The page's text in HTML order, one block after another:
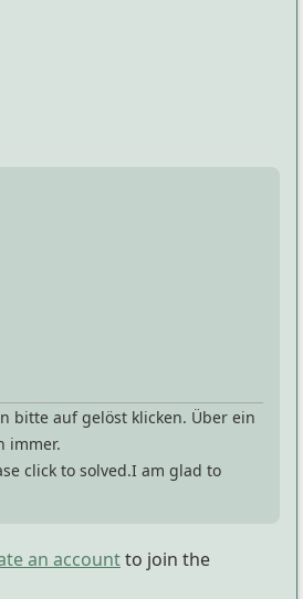
bitte auf gelöst klicken. Über ein
immer.
click to solved.I am glad to
an accountto join the